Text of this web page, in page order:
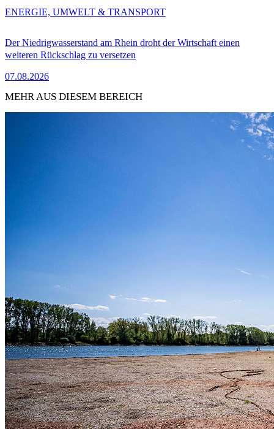
Der Niedrigwasserstand am Rhein droht der Wirtschaft einen
weiteren Rückschlag zu versetzen
07.08.2026
ENERGIE, UMWELT & TRANSPORT
MEHR AUS DIESEM BEREICH